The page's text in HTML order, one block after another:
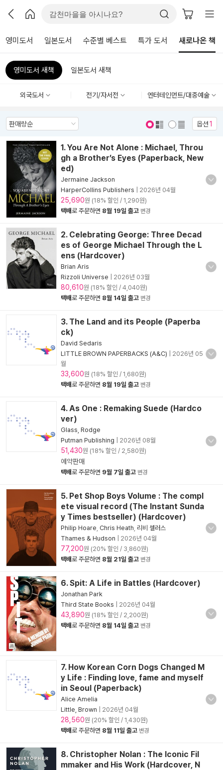
영미도서 일본도서 수준별 베스트 특가 도서 새로나온 책
영미도서 새책 일본도서 새책
외국도서 전기/자서전 엔터테인먼트/대중예술
옵션1
1. You Are Not Alone : Michael, Throu
gh a Brother’s Eyes (Paperback, New
ed)
Jermaine Jackson
HarperCollins Publishers
2026년 04월
25,690원 (18% 할인 / 1,290원)
택배로 주문하면 8월 19일 출고 변경
2. Celebrating George: Three Decad
es of George Michael Through the L
ens (Hardcover)
Brian Aris
Rizzoli Universe
2026년 03월
80,610원 (18% 할인 / 4,040원)
택배로 주문하면 8월 14일 출고 변경
3. The Land and its People (Paperba
ck)
David Sedaris
LITTLE BROWN PAPERBACKS (A&C)
2026년 05
월
33,600원 (18% 할인 / 1,680원)
택배로 주문하면 8월 19일 출고 변경
4. As One : Remaking Suede (Hardco
ver)
Glass, Rodge
Putman Publishing
2026년 08월
51,430원 (18% 할인 / 2,580원)
예약판매
택배로 주문하면 9월 7일 출고 변경
5. Pet Shop Boys Volume : The compl
ete visual record (The Instant Sunda
y Times bestseller) (Hardcover)
Philip Hoare Chris Heath 리비 셀러스
Thames & Hudson
2026년 04월
77,200원 (20% 할인 / 3,860원)
택배로 주문하면 8월 21일 출고 변경
6. Spit: A Life in Battles (Hardcover)
Jonathan Park
Third State Books
2026년 04월
43,890원 (18% 할인 / 2,200원)
택배로 주문하면 8월 14일 출고 변경
7. How Korean Corn Dogs Changed M
y Life : Finding love, fame and myself
in Seoul (Paperback)
Alice Amelia
Little, Brown
2026년 04월
28,560원 (20% 할인 / 1,430원)
택배로 주문하면 8월 11일 출고 변경
8. Christopher Nolan : The Iconic Fil
mmaker and His Work (Hardcover, N